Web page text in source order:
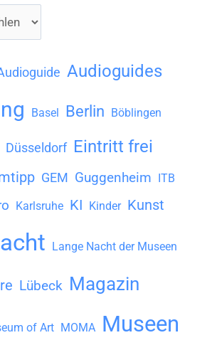
Audioguides
Basel Berlin Böblingen
Düsseldorf Eintritt frei
GEM Guggenheim ITB
Karlsruhe KI Kinder Kunst
Lange Nacht der Museen
Lübeck Magazin
of Art MOMA Museen